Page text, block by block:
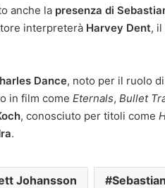
anche la presenza di
interpreterà Harvey Dent,
Dance, noto per il ruolo
in film come Eternals, Bullet
, conosciuto per titoli come
.
Johansson